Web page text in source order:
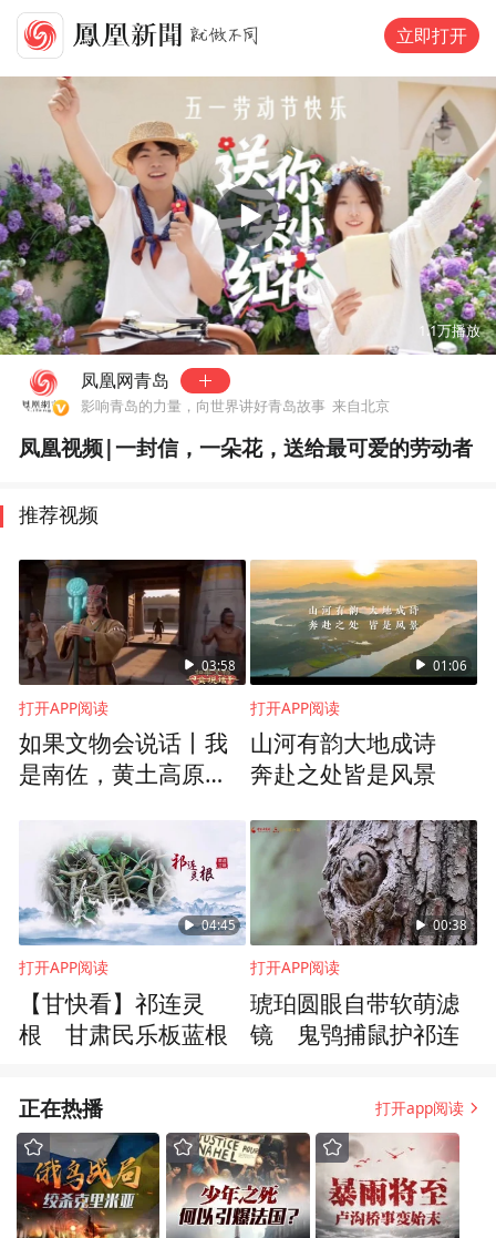
立即打开
00:00 02:26
1.1万播放
凤凰网青岛
影响青岛的力量，向世界讲好青岛故事 来自北京
凤凰视频|一封信，一朵花，送给最可爱的劳动者
推荐视频
03:58
打开APP阅读
如果文物会说话丨我
是南佐，黄土高原的
01:06
打开APP阅读
山河有韵大地成诗
奔赴之处皆是风景
04:45
打开APP阅读
【甘快看】祁连灵
根 甘肃民乐板蓝根
00:38
打开APP阅读
琥珀圆眼自带软萌滤
镜 鬼鸮捕鼠护祁连
正在热播 打开app阅读